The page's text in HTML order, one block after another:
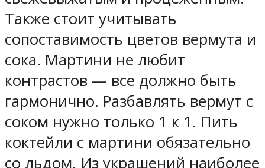
Также стоит учитывать
сопоставимость цветов вермута и
сока. Мартини не любит
контрастов — все должно быть
гармонично. Разбавлять вермут с
соком нужно только 1 к 1. Пить
коктейли с мартини обязательно
со льдом. Из украшений наиболее